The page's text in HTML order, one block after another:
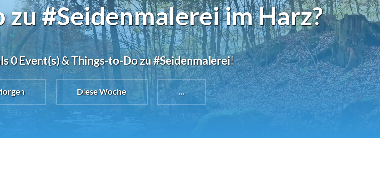
zu #Seidenmalerei im Harz?
0 Event(s) & Things-to-Do zu #Seidenmalerei!
Diese Woche ...